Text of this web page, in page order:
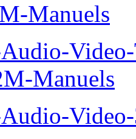
Manuels
Audio-
Manuels